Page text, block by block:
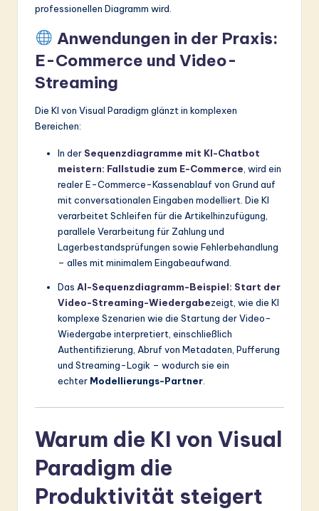
professionellen Diagramm wird.
Anwendungen in der Praxis:
E-Commerce und Video-
Streaming
Die KI von Visual Paradigm glänzt in komplexen
Bereichen:
In der Sequenzdiagramme mit KI-Chatbot
meistern: Fallstudie zum E-Commerce , wird ein
realer E-Commerce-Kassenablauf von Grund auf
mit conversationalen Eingaben modelliert. Die KI
verarbeitet Schleifen für die Artikelhinzufügung,
parallele Verarbeitung für Zahlung und
Lagerbestandsprüfungen sowie Fehlerbehandlung
– alles mit minimalem Eingabeaufwand.
Das AI-Sequenzdiagramm-Beispiel: Start der
Video-Streaming-Wiedergabezeigt, wie die KI
komplexe Szenarien wie die Startung der Video-
Wiedergabe interpretiert, einschließlich
Authentifizierung, Abruf von Metadaten, Pufferung
und Streaming-Logik – wodurch sie ein
echter Modellierungs-Partner
Warum die KI von Visual
Paradigm die
Produktivität steigert